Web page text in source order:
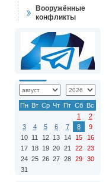
Вооружённые
конфликты
Пн Вт Ср Чт Пт Сб Вс
1
2
3
4 5 6 7 8
9
10 11 12 13 14 15
16
17 18 19 20 21 22
23
24 25 26 27 28 29
30
31